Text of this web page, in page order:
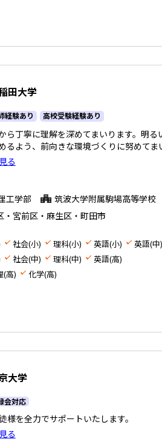
田大学
経験あり 高校受験経験あり
ら丁寧に理解を深めてまいります。明る
るよう、前向きな環境づくりに努めてま
る
工学部
筑波大学附属駒場高等学校
・宮前区・麻生区・町田市
社会(小) 理科(小) 英語(小)
英語(中)
社会(中) 理科(中)
英語(高)
(高) 化学(高)
大学
会対応
様を全力でサポートいたします。
る